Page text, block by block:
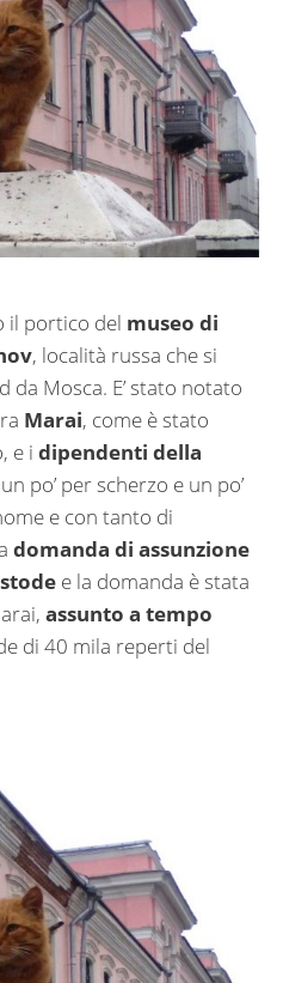
il portico del museo di
, località russa che si
Mosca. E’ stato notato
Marai, come è stato
e i dipendenti della
po’ per scherzo e un po’
e con tanto di
domanda di assunzione
e la domanda è stata
assunto a tempo
di 40 mila reperti del